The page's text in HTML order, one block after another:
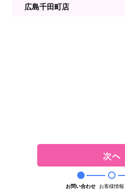
広島千田町店
お問い合わせ お客様情報